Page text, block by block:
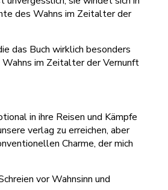
des Wahns im Zeitalter der
das Buch wirklich besonders
Wahns im Zeitalter der Vernunft
in ihre Reisen und Kämpfe
verlag zu erreichen, aber
Charme, der mich
vor Wahnsinn und